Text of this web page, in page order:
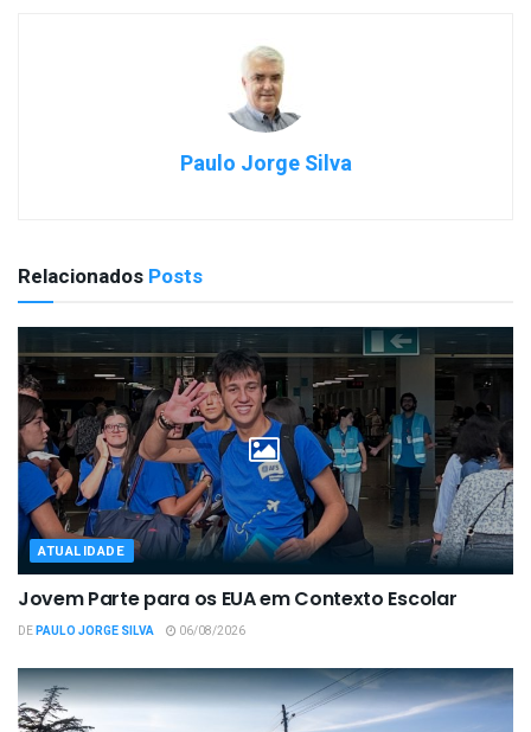
Paulo Jorge Silva
Relacionados Posts
ATUALIDADE
Jovem Parte para os EUA em Contexto Escolar
DEPAULO JORGE SILVA 06/08/2026